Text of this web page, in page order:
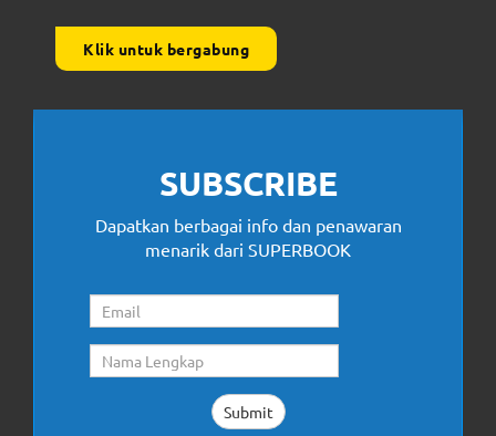
Klik untuk bergabung
SUBSCRIBE
Dapatkan berbagai info dan penawaran
menarik dari SUPERBOOK